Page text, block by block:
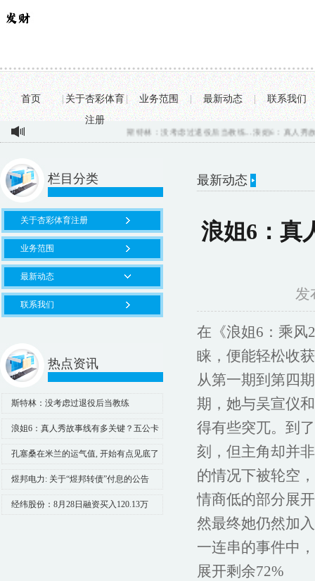
首页 | 关于杏彩体育
注册
| 业务范围 | 最新动态 | 联系我们
斯特林：没考虑过退役后当教练... 浪姐6：真人秀故事
栏目分类
关于杏彩体育注册
业务范围
最新动态
联系我们
热点资讯
斯特林：没考虑过退役后当教练
浪姐6：真人秀故事线有多关键？五公卡
琳娜给你答案_蒋一侨_吴宣_假发
孔塞桑在米兰的运气值, 开始有点见底了
煜邦电力: 关于“煜邦转债”付息的公告
经纬股份：8月28日融资买入120.13万
最新动态
浪姐6：真
发
在《浪姐6：乘风
睐，便能轻松收
从第一期到第四
期，她与吴宣仪
得有些突兀。到
刻，但主角却并
的情况下被轮空
情商低的部分展
然最终她仍然加
一连串的事件中
展开剩余72%